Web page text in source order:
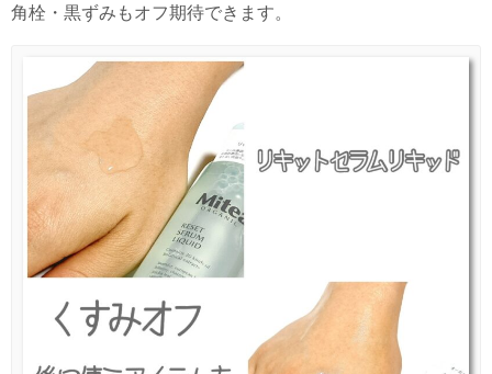
角栓・黒ずみもオフ期待できます。